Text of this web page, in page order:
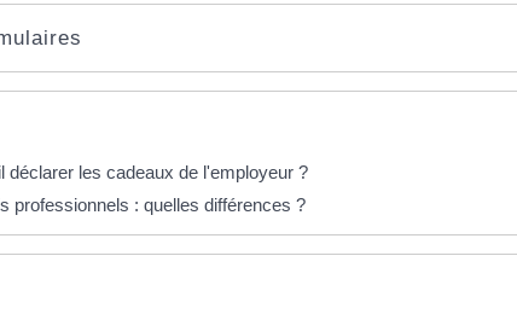
déclarer les cadeaux de l'employeur ?
professionnels : quelles différences ?